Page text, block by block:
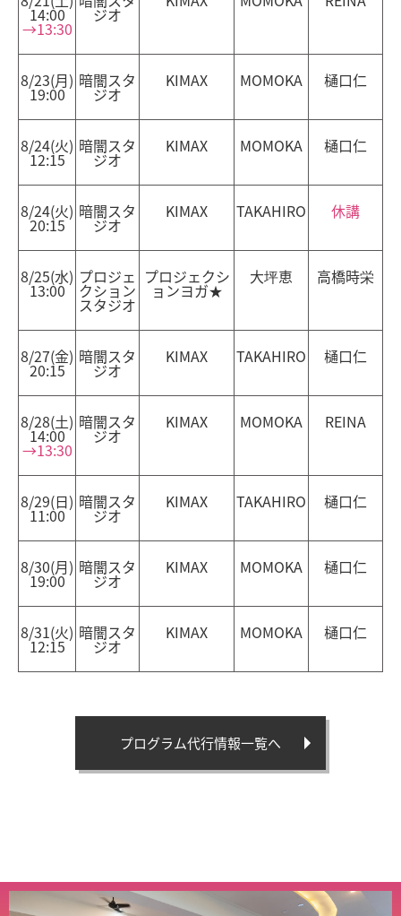
14:00
→13:30
ジオ
8/23(月)
19:00
暗闇スタ
ジオ
KIMAX MOMOKA 樋口仁
8/24(火)
12:15
暗闇スタ
ジオ
KIMAX MOMOKA 樋口仁
8/24(火)
20:15
暗闇スタ
ジオ
KIMAX TAKAHIRO 休講
8/25(水)
13:00
プロジェ
クション
スタジオ
プロジェクシ
ョンヨガ★
大坪恵 高橋時栄
8/27(金)
20:15
暗闇スタ
ジオ
KIMAX TAKAHIRO 樋口仁
8/28(土)
14:00
→13:30
暗闇スタ
ジオ
KIMAX MOMOKA REINA
8/29(日)
11:00
暗闇スタ
ジオ
KIMAX TAKAHIRO 樋口仁
8/30(月)
19:00
暗闇スタ
ジオ
KIMAX MOMOKA 樋口仁
8/31(火)
12:15
暗闇スタ
ジオ
KIMAX MOMOKA 樋口仁
プログラム代行情報一覧へ